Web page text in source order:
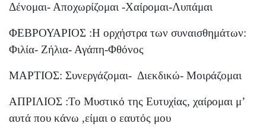
Δένομαι- Αποχωρίζομαι -Χαίρομαι-Λυπάμαι
ΦΕΒΡΟΥΑΡΙΟΣ :Η ορχήστρα των συναισθημάτων:
Φιλία- Ζήλια- Αγάπη-Φθόνος
ΜΑΡΤΙΟΣ: Συνεργάζομαι- Διεκδικώ- Μοιράζομαι
ΑΠΡΙΛΙΟΣ :Το Μυστικό της Ευτυχίας, χαίρομαι μ’
αυτά που κάνω ,είμαι ο εαυτός μου